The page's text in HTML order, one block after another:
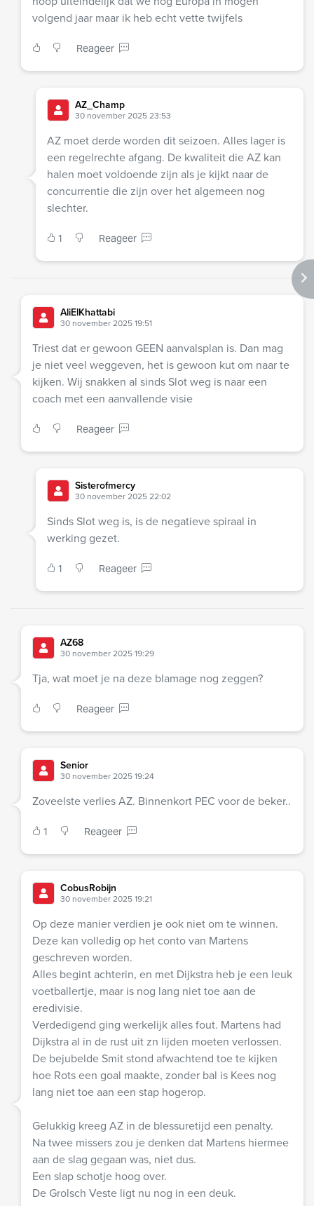
volgend jaar maar ik heb echt vette twijfels
Reageer
AZ_Champ
30 november 2025 23:53
AZ moet derde worden dit seizoen. Alles lager is
een regelrechte afgang. De kwaliteit die AZ kan
halen moet voldoende zijn als je kijkt naar de
concurrentie die zijn over het algemeen nog
slechter.
1 Reageer
AliElKhattabi
30 november 2025 19:51
Triest dat er gewoon GEEN aanvalsplan is. Dan mag
je niet veel weggeven, het is gewoon kut om naar te
kijken. Wij snakken al sinds Slot weg is naar een
coach met een aanvallende visie
Reageer
Sisterofmercy
30 november 2025 22:02
Sinds Slot weg is, is de negatieve spiraal in
werking gezet.
1 Reageer
AZ68
30 november 2025 19:29
Tja, wat moet je na deze blamage nog zeggen?
Reageer
Senior
30 november 2025 19:24
Zoveelste verlies AZ. Binnenkort PEC voor de beker..
1 Reageer
CobusRobijn
30 november 2025 19:21
Op deze manier verdien je ook niet om te winnen.
Deze kan volledig op het conto van Martens
geschreven worden.
Alles begint achterin, en met Dijkstra heb je een leuk
voetballertje, maar is nog lang niet toe aan de
eredivisie.
Verdedigend ging werkelijk alles fout. Martens had
Dijkstra al in de rust uit zn lijden moeten verlossen.
De bejubelde Smit stond afwachtend toe te kijken
hoe Rots een goal maakte, zonder bal is Kees nog
lang niet toe aan een stap hogerop.
Gelukkig kreeg AZ in de blessuretijd een penalty.
Na twee missers zou je denken dat Martens hiermee
aan de slag gegaan was, niet dus.
Een slap schotje hoog over.
De Grolsch Veste ligt nu nog in een deuk.